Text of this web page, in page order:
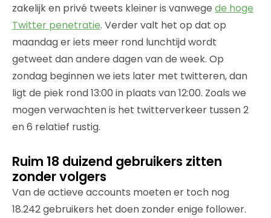
zakelijk en privé tweets kleiner is vanwege de hoge
Twitter penetratie. Verder valt het op dat op
maandag er iets meer rond lunchtijd wordt
getweet dan andere dagen van de week. Op
zondag beginnen we iets later met twitteren, dan
ligt de piek rond 13:00 in plaats van 12:00. Zoals we
mogen verwachten is het twitterverkeer tussen 2
en 6 relatief rustig.
Ruim 18 duizend gebruikers zitten
zonder volgers
Van de actieve accounts moeten er toch nog
18.242 gebruikers het doen zonder enige follower.